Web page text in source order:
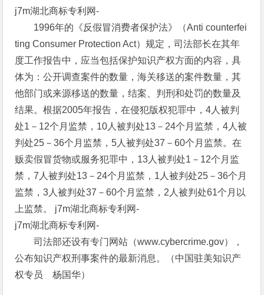
j7m湖北商标专利网-
1996年的《反假冒消费者保护法》（Anti counterfei
ting Consumer Protection Act）规定，司法部长在其年
度工作报告中，应当包括保护知识产权方面的内容，具
体为：公开调查案件的数量，海关移送的案件数量，其
他部门或来源移送的数量，结案、判刑和处罚的数量及
结果。根据2005年报告，在侵犯版权犯罪中，4人被判
处1－12个月监禁，10人被判处13－24个月监禁，4人被
判处25－36个月监禁，5人被判处37－60个月监禁。在
贩卖假冒货物或服务犯罪中，13人被判处1－12个月监
禁，7人被判处13－24个月监禁，1人被判处25－36个月
监禁，3人被判处37－60个月监禁，2人被判处61个月以
上监禁。 j7m湖北商标专利网-
j7m湖北商标专利网-
司法部还设有专门网站（www.cybercrime.gov），
公布知识产权刑事案件的最新消息。（中国驻美知识产
权专员 杨国华）